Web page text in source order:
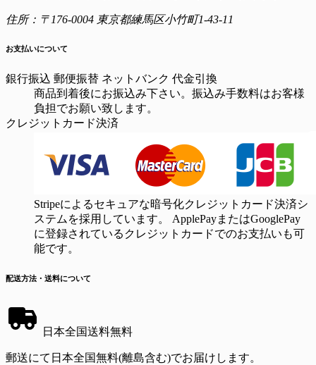
住所：〒176-0004 東京都練馬区小竹町1-43-11
お支払いについて
銀行振込 郵便振替 ネットバンク 代金引換
商品到着後にお振込み下さい。振込み手数料はお客様
負担でお願い致します。
クレジットカード決済
Stripeによるセキュアな暗号化クレジットカード決済シ
ステムを採用しています。 ApplePayまたはGooglePay
に登録されているクレジットカードでのお支払いも可
能です。
配送方法・送料について
日本全国送料無料
郵送にて日本全国無料(離島含む)でお届けします。